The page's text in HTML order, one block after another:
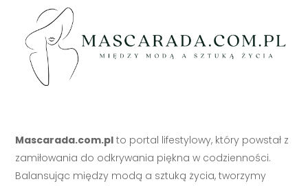
Mascarada.com.pl to portal lifestylowy, który powstał z
zamiłowania do odkrywania piękna w codzienności.
Balansując między modą a sztuką życia, tworzymy